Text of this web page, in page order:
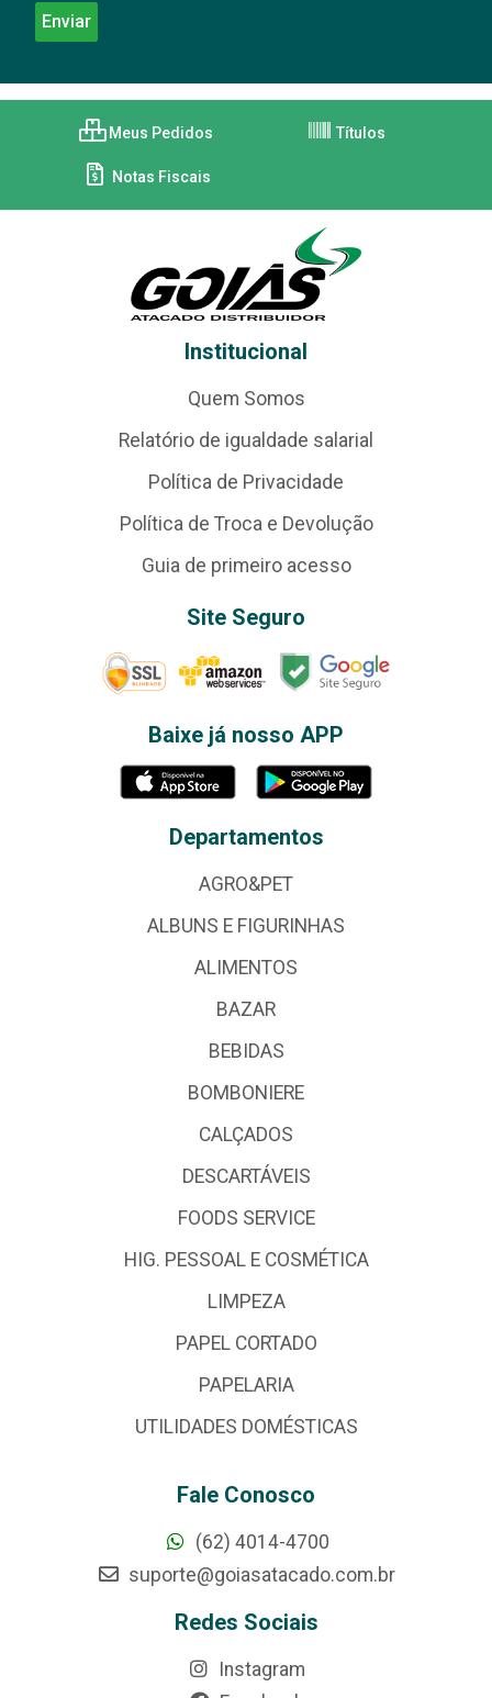
Meus Pedidos Títulos
Notas Fiscais
Institucional
Quem Somos
Relatório de igualdade salarial
Política de Privacidade
Política de Troca e Devolução
Guia de primeiro acesso
Site Seguro
Baixe já nosso APP
Departamentos
AGRO&PET
ALBUNS E FIGURINHAS
ALIMENTOS
BAZAR
BEBIDAS
BOMBONIERE
CALÇADOS
DESCARTÁVEIS
FOODS SERVICE
HIG. PESSOAL E COSMÉTICA
LIMPEZA
PAPEL CORTADO
PAPELARIA
UTILIDADES DOMÉSTICAS
Fale Conosco
(62) 4014-4700
suporte@goiasatacado.com.br
Redes Sociais
Instagram